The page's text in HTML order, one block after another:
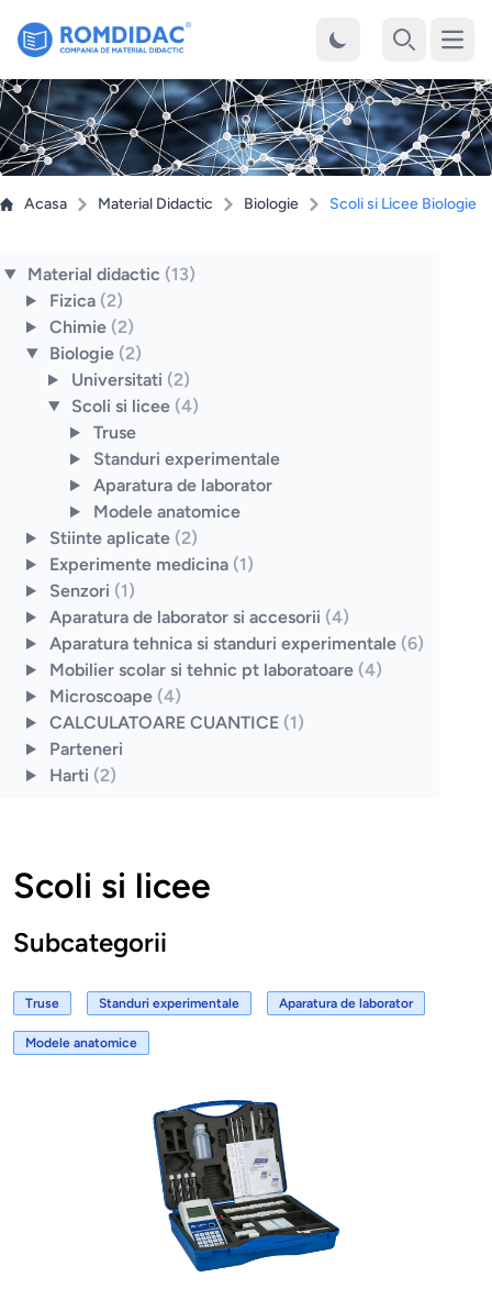
Acasa Material Didactic Biologie Scoli si Licee Biologie
Material didactic (13)
Fizica (2)
Chimie (2)
Biologie (2)
Universitati (2)
Scoli si licee (4)
Truse
Standuri experimentale
Aparatura de laborator
Modele anatomice
Stiinte aplicate (2)
Experimente medicina (1)
Senzori (1)
Aparatura de laborator si accesorii (4)
Aparatura tehnica si standuri experimentale (6)
Mobilier scolar si tehnic pt laboratoare (4)
Microscoape (4)
CALCULATOARE CUANTICE (1)
Parteneri
Harti (2)
Scoli si licee
Subcategorii
Truse Standuri experimentale Aparatura de laborator
Modele anatomice